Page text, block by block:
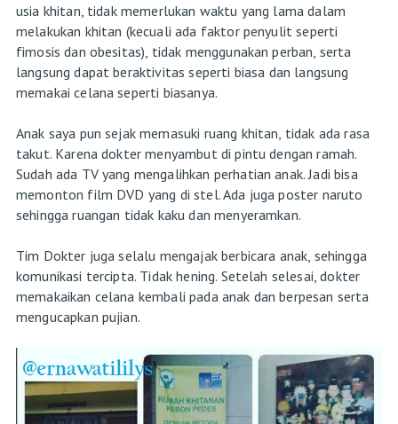
usia khitan, tidak memerlukan waktu yang lama dalam
melakukan khitan (kecuali ada faktor penyulit seperti
fimosis dan obesitas), tidak menggunakan perban, serta
langsung dapat beraktivitas seperti biasa dan langsung
memakai celana seperti biasanya.
Anak saya pun sejak memasuki ruang khitan, tidak ada rasa
takut. Karena dokter menyambut di pintu dengan ramah.
Sudah ada TV yang mengalihkan perhatian anak. Jadi bisa
memonton film DVD yang di stel. Ada juga poster naruto
sehingga ruangan tidak kaku dan menyeramkan.
Tim Dokter juga selalu mengajak berbicara anak, sehingga
komunikasi tercipta. Tidak hening. Setelah selesai, dokter
memakaikan celana kembali pada anak dan berpesan serta
mengucapkan pujian.